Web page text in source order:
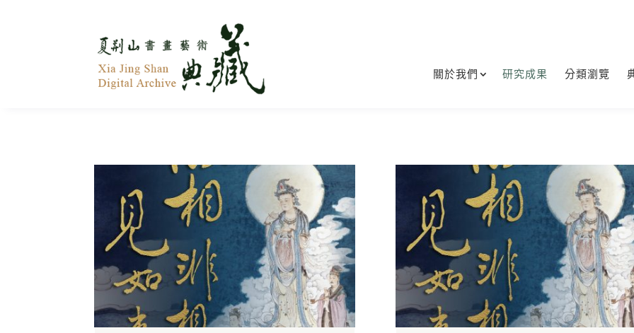
關於我們 研究成果 分類瀏覽